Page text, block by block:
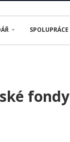
SPOLUPRÁCE
fondy